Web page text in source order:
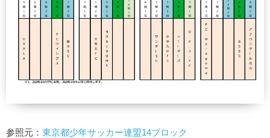
参照元： 東京都少年サッカー連盟14ブロック